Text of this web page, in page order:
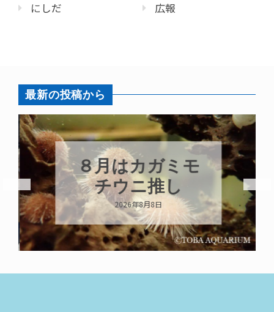
にしだ
広報
最新の投稿から
８月はカガミモ
チウニ推し
2026年8月8日